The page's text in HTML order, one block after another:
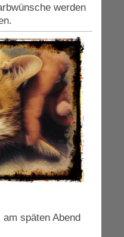
werden
späten Abend